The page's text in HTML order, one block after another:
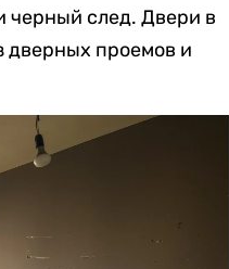
черный след. Двери в
дверных проемов и